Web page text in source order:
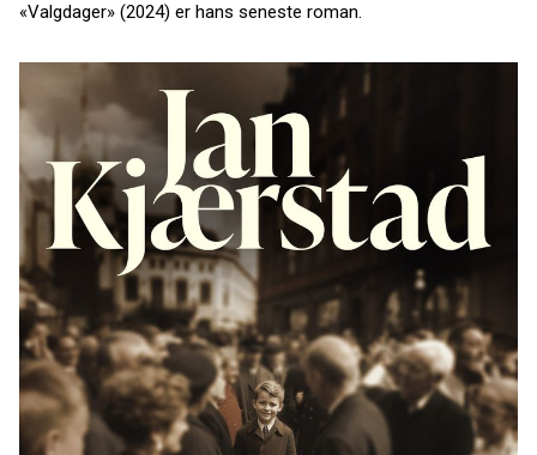
«Valgdager» (2024) er hans seneste roman.